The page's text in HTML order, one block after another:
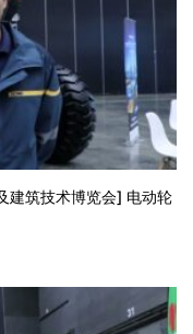
建筑技术博览会] 电动轮